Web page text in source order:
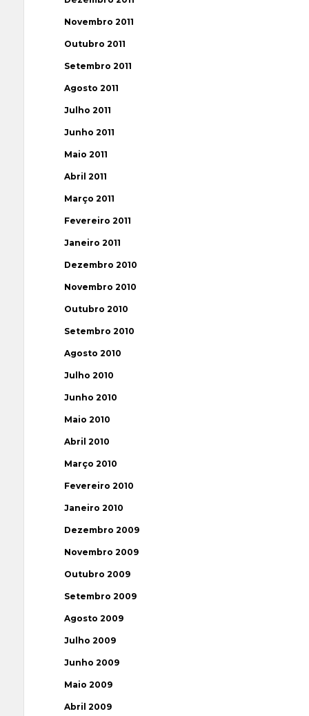
Novembro 2011
Outubro 2011
Setembro 2011
Agosto 2011
Julho 2011
Junho 2011
Maio 2011
Abril 2011
Março 2011
Fevereiro 2011
Janeiro 2011
Dezembro 2010
Novembro 2010
Outubro 2010
Setembro 2010
Agosto 2010
Julho 2010
Junho 2010
Maio 2010
Abril 2010
Março 2010
Fevereiro 2010
Janeiro 2010
Dezembro 2009
Novembro 2009
Outubro 2009
Setembro 2009
Agosto 2009
Julho 2009
Junho 2009
Maio 2009
Abril 2009